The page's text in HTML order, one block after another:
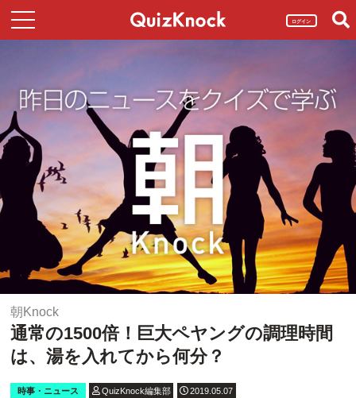
ログイン
朝Knock
通常の1500倍！巨大ペヤングの調理時間
は、湯を入れてから何分？
時事・ニュース QuizKnock編集部 2019.05.07